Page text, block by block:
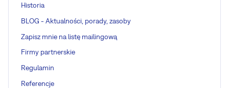
Historia
BLOG - Aktualności, porady, zasoby
Zapisz mnie na listę mailingową
Firmy partnerskie
Regulamin
Referencje